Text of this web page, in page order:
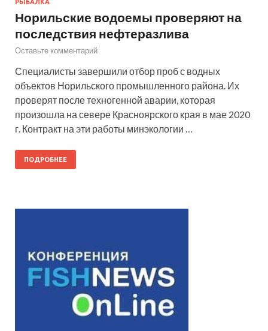
РЫБАЛКА
Норильские водоемы проверяют на
последствия нефтеразлива
Оставьте комментарий
Специалисты завершили отбор проб с водных
объектов Норильского промышленного района. Их
проверят после техногенной аварии, которая
произошла на севере Красноярского края в мае 2020
г. Контракт на эти работы минэкологии …
ПОДРОБНЕЕ